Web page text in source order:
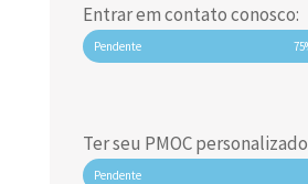
Entrar em contato conosco:
Pendente
Ter seu PMOC
Pendente